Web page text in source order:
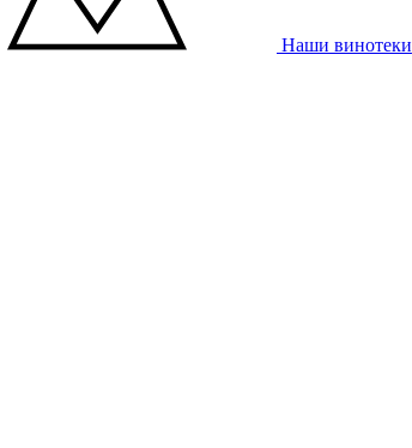
Наши винотеки